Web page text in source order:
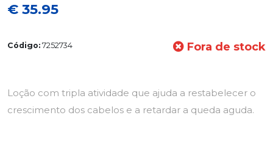
€ 35.95
Código: 7252734 Fora de stock
Loção com tripla atividade que ajuda a restabelecer o
crescimento dos cabelos e a retardar a queda aguda.